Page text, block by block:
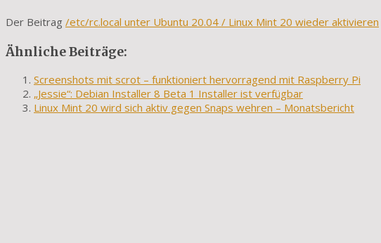
Der Beitrag /etc/rc.local unter Ubuntu 20.04 / Linux Mint 20 wieder aktivieren
Ähnliche Beiträge:
Screenshots mit scrot – funktioniert hervorragend mit Raspberry Pi
„Jessie“: Debian Installer 8 Beta 1 Installer ist verfügbar
Linux Mint 20 wird sich aktiv gegen Snaps wehren – Monatsbericht